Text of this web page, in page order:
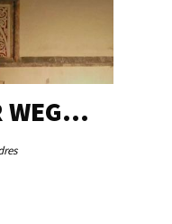
WEG…